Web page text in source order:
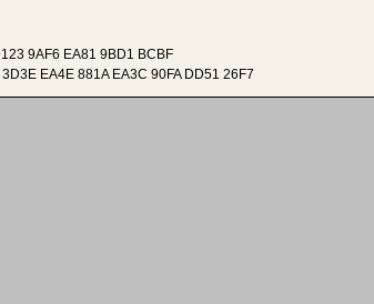
9AF6 EA81 9BD1 BCBF
EA4E 881A EA3C 90FA DD51 26F7